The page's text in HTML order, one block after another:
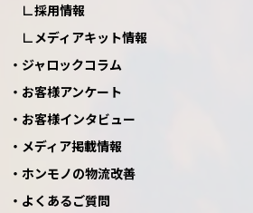
採用情報
メディアキット情報
ジャロックコラム
お客様アンケート
お客様インタビュー
メディア掲載情報
ホンモノの物流改善
よくあるご質問